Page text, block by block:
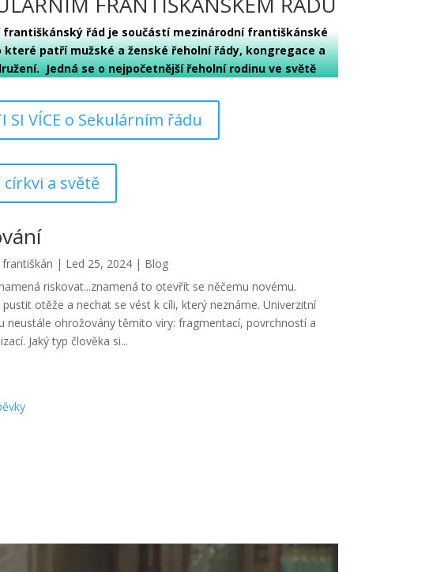
františkánský řád je součástí mezinárodní františkánské
které patří mužské a ženské řeholní řády, kongregace a
Jedná se o nejpočetnější řeholní rodinu ve světě
SI VÍCE o Sekulárním řádu
církvi a světě
františkán | Led 25, 2024| Blog
riskovat...znamená to otevřít se něčemu novému.
otěže a nechat se vést k cíli, který neznáme. Univerzitní
neustále ohrožovány těmito viry: fragmentací, povrchností a
Jaký typ člověka si...